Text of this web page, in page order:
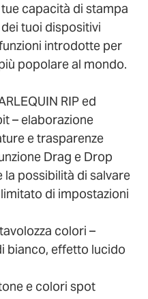
capacità di stampa
tuoi dispositivi
introdotte per
popolare al mondo.
RIP ed
– elaborazione
e trasparenze
Drag e Drop
la possibilità di salvare
di impostazioni
colori –
bianco, effetto lucido
e colori spot